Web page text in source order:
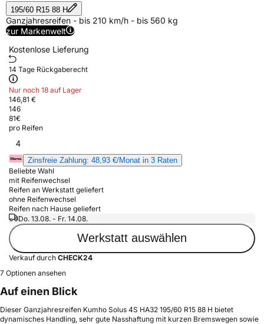
195/60 R15 88 H
Ganzjahresreifen - bis 210 km/h - bis 560 kg
zur Markenwelt
Kostenlose Lieferung
14 Tage Rückgaberecht
Nur noch 18 auf Lager
146,81 €
146
81€
pro Reifen
4
Zinsfreie Zahlung: 48,93 €/Monat in 3 Raten
Beliebte Wahl
mit Reifenwechsel
Reifen an Werkstatt geliefert
ohne Reifenwechsel
Reifen nach Hause geliefert
Do. 13.08. - Fr. 14.08.
Werkstatt auswählen
Verkauf durch CHECK24
7 Optionen ansehen
Auf einen Blick
Dieser Ganzjahresreifen Kumho Solus 4S HA32 195/60 R15 88 H bietet
dynamisches Handling, sehr gute Nasshaftung mit kurzen Bremswegen sowie